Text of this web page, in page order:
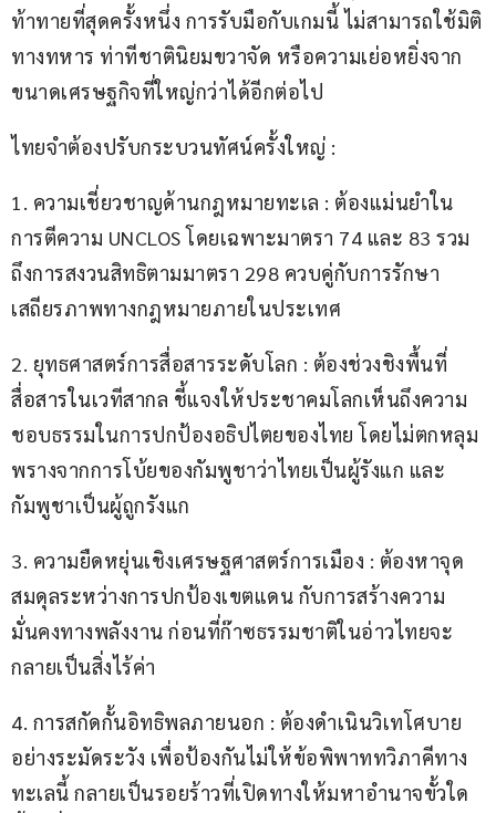
ท้าทายที่สุดครั้งหนึ่ง การรับมือกับเกมนี้ ไม่สามารถใช้มิติ
ทางทหาร ท่าทีชาตินิยมขวาจัด หรือความเย่อหยิ่งจาก
ขนาดเศรษฐกิจที่ใหญ่กว่าได้อีกต่อไป
ไทยจำต้องปรับกระบวนทัศน์ครั้งใหญ่ :
1. ความเชี่ยวชาญด้านกฎหมายทะเล : ต้องแม่นยำใน
การตีความ UNCLOS โดยเฉพาะมาตรา 74 และ 83 รวม
ถึงการสงวนสิทธิตามมาตรา 298 ควบคู่กับการรักษา
เสถียรภาพทางกฎหมายภายในประเทศ
2. ยุทธศาสตร์การสื่อสารระดับโลก : ต้องช่วงชิงพื้นที่
สื่อสารในเวทีสากล ชี้แจงให้ประชาคมโลกเห็นถึงความ
ชอบธรรมในการปกป้องอธิปไตยของไทย โดยไม่ตกหลุม
พรางจากการโบ้ยของกัมพูชาว่าไทยเป็นผู้รังแก และ
กัมพูชาเป็นผู้ถูกรังแก
3. ความยืดหยุ่นเชิงเศรษฐศาสตร์การเมือง : ต้องหาจุด
สมดุลระหว่างการปกป้องเขตแดน กับการสร้างความ
มั่นคงทางพลังงาน ก่อนที่ก๊าซธรรมชาติในอ่าวไทยจะ
กลายเป็นสิ่งไร้ค่า
4. การสกัดกั้นอิทธิพลภายนอก : ต้องดำเนินวิเทโศบาย
อย่างระมัดระวัง เพื่อป้องกันไม่ให้ข้อพิพาททวิภาคีทาง
ทะเลนี้ กลายเป็นรอยร้าวที่เปิดทางให้มหาอำนาจขั้วใด